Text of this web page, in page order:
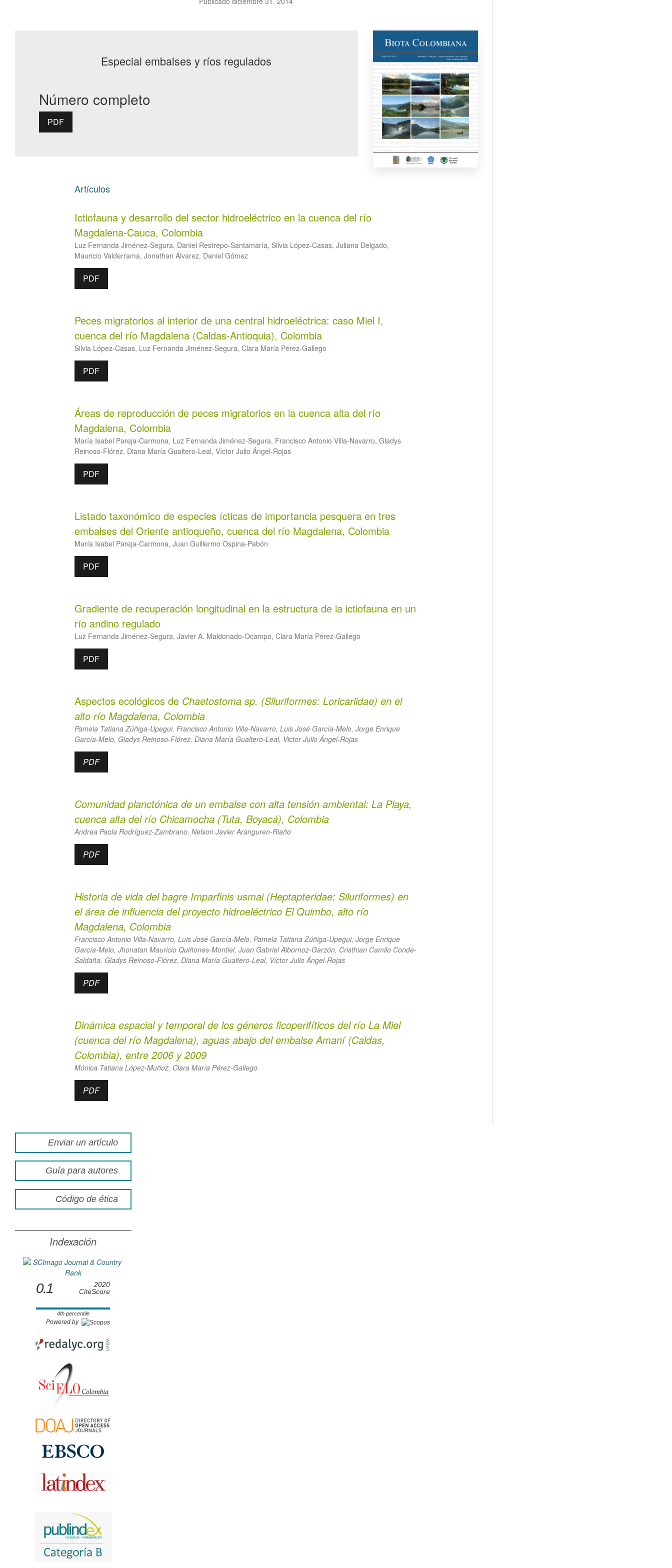
Especial embalses y ríos regulados
Número completo
PDF
Artículos
Ictiofauna y desarrollo del sector hidroeléctrico en la cuenca del río
Magdalena-Cauca, Colombia
Luz Fernanda Jiménez-Segura, Daniel Restrepo-Santamaría, Silvia López-Casas, Juliana Delgado,
Mauricio Valderrama, Jonathan Álvarez, Daniel Gómez
PDF
Peces migratorios al interior de una central hidroeléctrica: caso Miel I,
cuenca del río Magdalena (Caldas-Antioquia), Colombia
Silvia López-Casas, Luz Fernanda Jiménez-Segura, Clara María Pérez-Gallego
PDF
Áreas de reproducción de peces migratorios en la cuenca alta del río
Magdalena, Colombia
María Isabel Pareja-Carmona, Luz Fernanda Jiménez-Segura, Francisco Antonio Villa-Navarro, Gladys
Reinoso-Flórez, Diana María Gualtero-Leal, Víctor Julio Ángel-Rojas
PDF
Listado taxonómico de especies ícticas de importancia pesquera en tres
embalses del Oriente antioqueño, cuenca del río Magdalena, Colombia
María Isabel Pareja-Carmona, Juan Guillermo Ospina-Pabón
PDF
Gradiente de recuperación longitudinal en la estructura de la ictiofauna en un
río andino regulado
Luz Fernanda Jiménez-Segura, Javier A. Maldonado-Ocampo, Clara María Pérez-Gallego
PDF
Aspectos ecológicos de Chaetostoma sp. (Siluriformes: Loricariidae) en el
alto río Magdalena, Colombia
Pamela Tatiana Zúñiga-Upegui, Francisco Antonio Villa-Navarro, Luis José García-Melo, Jorge Enrique
García-Melo, Gladys Reinoso-Flórez, Diana María Gualtero-Leal, Victor Julio Ángel-Rojas
PDF
Comunidad planctónica de un embalse con alta tensión ambiental: La Playa,
cuenca alta del río Chicamocha (Tuta, Boyacá), Colombia
Andrea Paola Rodríguez-Zambrano, Nelson Javier Aranguren-Riaño
PDF
Historia de vida del bagre Imparfinis usmai(Heptapteridae: Siluriformes) en
el área de influencia del proyecto hidroeléctrico El Quimbo, alto río
Magdalena, Colombia
Francisco Antonio Villa-Navarro, Luis José García-Melo, Pamela Tatiana Zúñiga-Upegui, Jorge Enrique
García-Melo, Jhonatan Mauricio Quiñones-Montiel, Juan Gabriel Albornoz-Garzón, Cristhian Camilo Conde-
Saldaña, Gladys Reinoso-Flórez, Diana María Gualtero-Leal, Víctor Julio Ángel-Rojas
PDF
Dinámica espacial y temporal de los géneros ficoperifíticos del río La Miel
(cuenca del río Magdalena), aguas abajo del embalse Amaní (Caldas,
Colombia), entre 2006 y 2009
Mónica Tatiana López-Muñoz, Clara María Pérez-Gallego
PDF
Enviar un artículo
Guía para autores
Código de ética
Indexación
0.1
2020
CiteScore
4th percentile
Powered by